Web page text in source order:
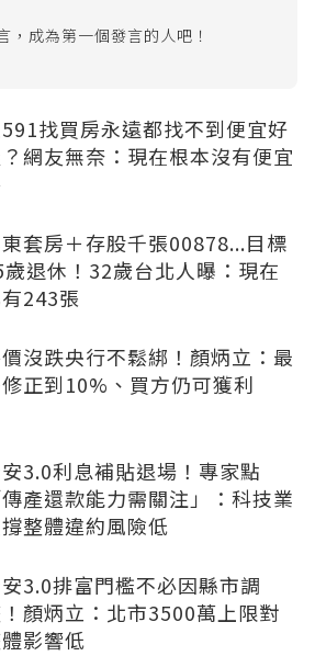
，成為第一個發言的人吧！
找買房永遠都找不到便宜好
網友無奈：現在根本沒有便宜
套房＋存股千張00878...目標
歲退休！32歲台北人曝：現在
243張
沒跌央行不鬆綁！顏炳立：最
正到10%、買方仍可獲利
3.0利息補貼退場！專家點
傳產還款能力需關注」：科技業
整體違約風險低
3.0排富門檻不必因縣市調
顏炳立：北市3500萬上限對
影響低